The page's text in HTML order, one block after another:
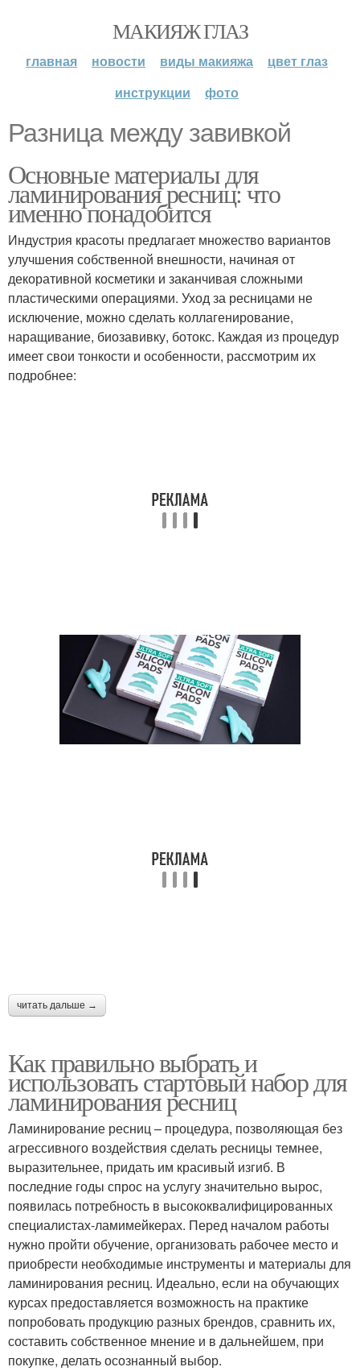
МАКИЯЖ ГЛАЗ
главная новости виды макияжа
цвет глаз
инструкции
фото
Разница между завивкой
Основные материалы для
ламинирования ресниц: что
именно понадобится
Индустрия красоты предлагает множество вариантов
улучшения собственной внешности, начиная от
декоративной косметики и заканчивая сложными
пластическими операциями. Уход за ресницами не
исключение, можно сделать коллагенирование,
наращивание, биозавивку, ботокс. Каждая из процедур
имеет свои тонкости и особенности, рассмотрим их
подробнее:
читать дальше →
Как правильно выбрать и
использовать стартовый набор для
ламинирования ресниц
Ламинирование ресниц – процедура, позволяющая без
агрессивного воздействия сделать ресницы темнее,
выразительнее, придать им красивый изгиб. В
последние годы спрос на услугу значительно вырос,
появилась потребность в высококвалифицированных
специалистах-ламимейкерах. Перед началом работы
нужно пройти обучение, организовать рабочее место и
приобрести необходимые инструменты и материалы для
ламинирования ресниц. Идеально, если на обучающих
курсах предоставляется возможность на практике
попробовать продукцию разных брендов, сравнить их,
составить собственное мнение и в дальнейшем, при
покупке, делать осознанный выбор.